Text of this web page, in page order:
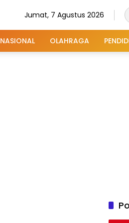
Jumat, 7 Agustus 2026
NASIONAL OLAHRAGA